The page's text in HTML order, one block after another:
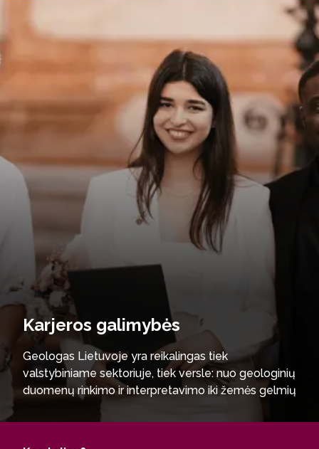
Karjeros galimybės
Geologas Lietuvoje yra reikalingas tiek
valstybiniame sektoriuje, tiek versle: nuo geologinių
duomenų rinkimo ir interpretavimo iki žemės gelmių
išteklių, aplinkos būklės ir geologinių rizikų
vertinimo. Darbo laukas apima geologinį